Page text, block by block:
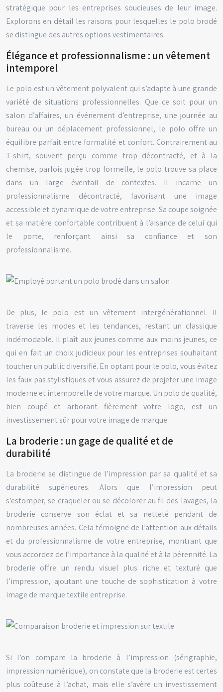
stratégique pour les entreprises soucieuses de leur image.
Explorons en détail les raisons pour lesquelles le polo brodé
se distingue des autres options vestimentaires.
Élégance et professionnalisme : un vêtement
intemporel
Le polo est un vêtement polyvalent qui s’adapte à une grande
variété de situations professionnelles. Que ce soit pour un
salon d’affaires, un événement d’entreprise, une journée au
bureau ou un déplacement professionnel, le polo offre un
équilibre parfait entre formalité et confort. Contrairement au
T-shirt, souvent perçu comme trop décontracté, et à la
chemise, parfois jugée trop formelle, le polo trouve sa place
dans un large éventail de contextes. Il incarne un
professionnalisme décontracté, favorisant une image
accessible et dynamique de votre entreprise. Sa coupe soignée
et sa matière confortable contribuent à l’aisance de celui qui
le porte, renforçant ainsi sa confiance et son
professionnalisme.
De plus, le polo est un vêtement intergénérationnel. Il
traverse les modes et les tendances, restant un classique
indémodable. Il plaît aux jeunes comme aux moins jeunes, ce
qui en fait un choix judicieux pour les entreprises souhaitant
toucher un public diversifié. En optant pour le polo, vous évitez
les faux pas stylistiques et vous assurez de projeter une image
moderne et intemporelle de votre marque. Un polo de qualité,
bien coupé et arborant fièrement votre logo, est un
investissement sûr pour votre image de marque.
La broderie : un gage de qualité et de
durabilité
La broderie se distingue de l’impression par sa qualité et sa
durabilité supérieures. Alors que l’impression peut
s’estomper, se craqueler ou se décolorer au fil des lavages, la
broderie conserve son éclat et sa netteté pendant de
nombreuses années. Cela témoigne de l’attention aux détails
et du professionnalisme de votre entreprise, montrant que
vous accordez de l’importance à la qualité et à la pérennité. La
broderie offre un rendu visuel plus riche et texturé que
l’impression, ajoutant une touche de sophistication à votre
image de marque textile entreprise.
Si l’on compare la broderie à l’impression (sérigraphie,
impression numérique), on constate que la broderie est certes
plus coûteuse à l’achat, mais elle s’avère un investissement